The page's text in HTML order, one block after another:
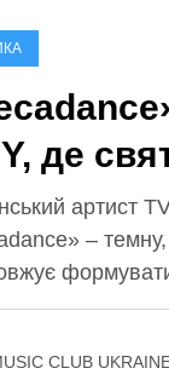
де
артист
– темну,
CLUB